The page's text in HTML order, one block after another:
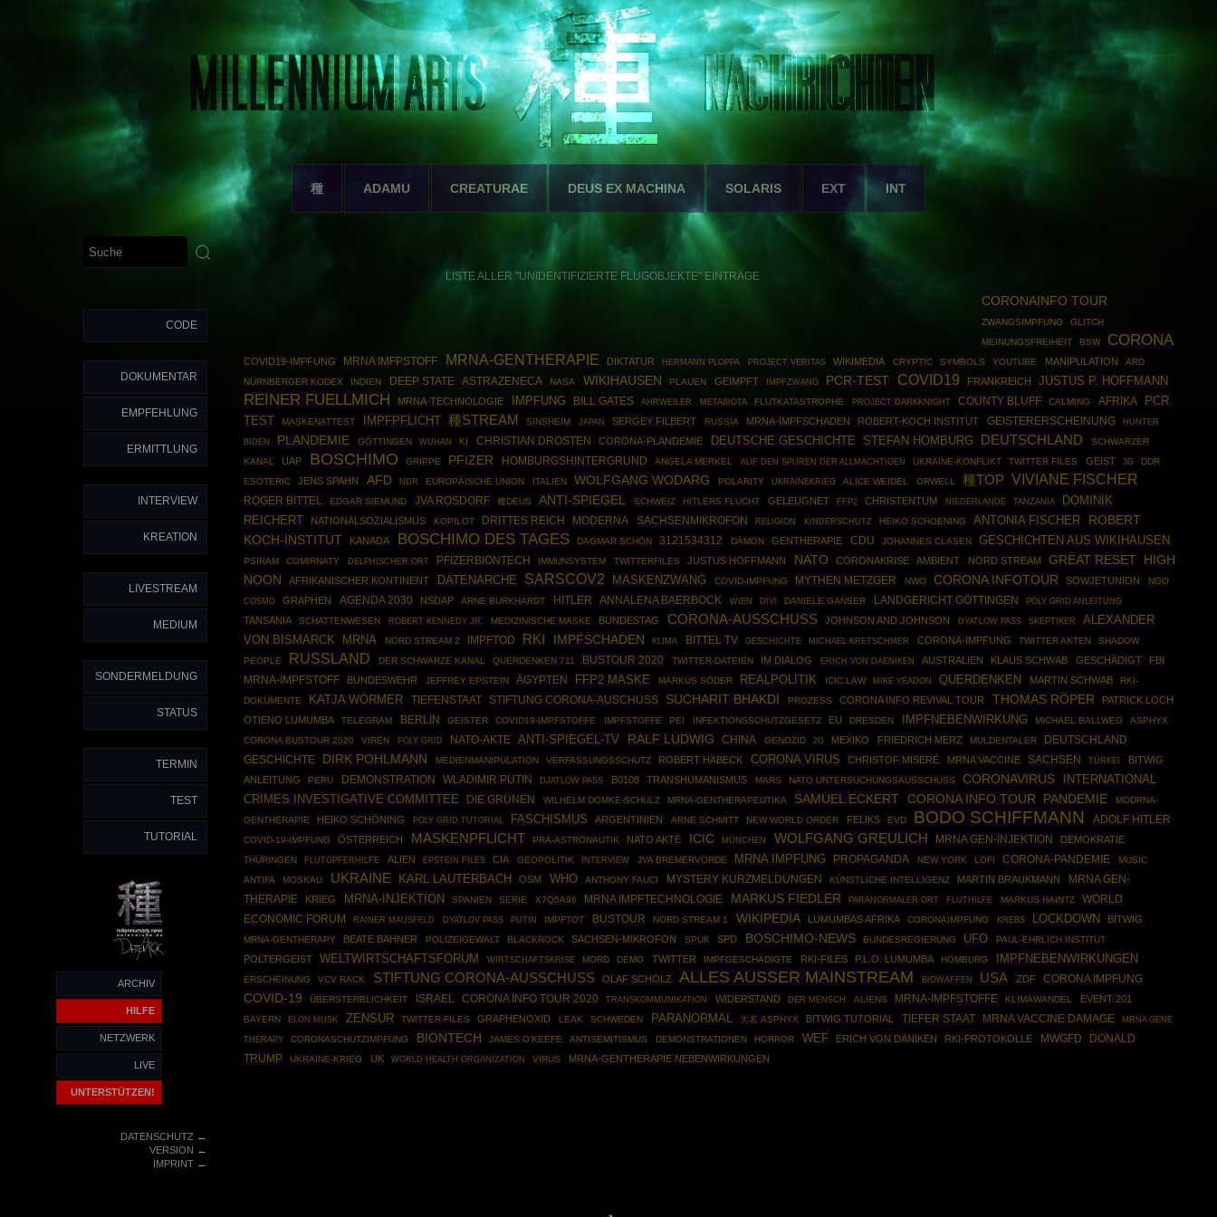
種 ADAMU CREATURAE DEUS EX MACHINA SOLARIS EXT INT
CODE
DOKUMENTAR
EMPFEHLUNG
ERMITTLUNG
INTERVIEW
KREATION
LIVESTREAM
MEDIUM
SONDERMELDUNG
STATUS
TERMIN
TEST
TUTORIAL
ARCHIV
HILFE
NETZWERK
LIVE
UNTERSTÜTZEN!
DATENSCHUTZ←
VERSION ←
IMPRINT←
LISTE ALLER "UNIDENTIFIZIERTE FLUGOBJEKTE" EINTRÄGE
CORONAINFO TOUR
ZWANGSIMPFUNG
GLITCH
MEINUNGSFREIHEIT
BSW CORONA
COVID19-IMPFUNG MRNA IMFPSTOFF MRNA-GENTHERAPIE DIKTATUR HERMANN PLOPPA PROJECT VERITAS WIKIMEDIA CRYPTIC SYMBOLS YOUTUBE MANIPULATION
ARD
NÜRNBERGER KODEX
INDIEN DEEP STATE ASTRAZENECA NASA WIKIHAUSEN PLAUEN GEIMPFT IMPFZWANG PCR-TEST COVID19 FRANKREICH JUSTUS P. HOFFMANN
REINER FUELLMICH MRNA-TECHNOLOGIE IMPFUNG BILL GATES AHRWEILER METABIOTA FLUTKATASTROPHE PROJECT DARKKNIGHT COUNTY BLUFF CALMING AFRIKA
PCR
TEST
MASKENATTEST IMPFPFLICHT 種STREAM SINSHEIM JAPAN SERGEY FILBERT RUSSIA MRNA-IMPFSCHADEN ROBERT-KOCH INSTITUT GEISTERERSCHEINUNG HUNTER
BIDEN PLANDEMIE GÖTTINGEN WUHAN KI CHRISTIAN DROSTEN CORONA-PLANDEMIE DEUTSCHE GESCHICHTE STEFAN HOMBURG DEUTSCHLAND
SCHWARZER
KANAL
UAP BOSCHIMO GRIPPE PFIZER HOMBURGSHINTERGRUND ANGELA MERKEL AUF DEN SPUREN DER ALLMÄCHTIGEN UKRAINE-KONFLIKT TWITTER FILES GEIST 3G
DDR
ESOTERIC
JENS SPAHN AFD NDR EUROPÄISCHE UNION ITALIEN WOLFGANG WODARG POLARITY UKRAINEKRIEG ALICE WEIDEL ORWELL 種TOP VIVIANE FISCHER
ROGER BITTEL EDGAR SIEMUND JVA ROSDORF 種DEUS ANTI-SPIEGEL SCHWEIZ HITLERS FLUCHT GELEUGNET FFP2 CHRISTENTUM NIEDERLANDE TANZANIA
DOMINIK
REICHERT
NATIONALSOZIALISMUS KOPILOT DRITTES REICH MODERNA SACHSENMIKROFON RELIGION KINDERSCHUTZ HEIKO SCHOENING ANTONIA FISCHER
ROBERT
KOCH-INSTITUT
KANADA BOSCHIMO DES TAGES DAGMAR SCHÖN 3121534312 DÄMON GENTHERAPIE CDU JOHANNES CLASEN GESCHICHTEN AUS WIKIHAUSEN
PSIRAM COMIRNATY DELPHISCHER ORT PFIZERBIONTECH IMMUNSYSTEM TWITTERFILES JUSTUS HOFFMANN NATO CORONAKRISE AMBIENT NORD STREAM GREAT RESET
HIGH
NOON
AFRIKANISCHER KONTINENT DATENARCHE SARSCOV2 MASKENZWANG COVID-IMPFUNG MYTHEN METZGER NWO CORONA INFOTOUR SOWJETUNION
NGO
COSMO
GRAPHEN AGENDA 2030 NSDAP ARNE BURKHARDT HITLER ANNALENA BAERBOCK WIEN DIVI DANIELE GANSER LANDGERICHT GÖTTINGEN POLY GRID ANLEITUNG
TANSANIA SCHATTENWESEN ROBERT KENNEDY JR. MEDIZINISCHE MASKE BUNDESTAG CORONA-AUSSCHUSS JOHNSON AND JOHNSON DYATLOW PASS SKEPTIKER
ALEXANDER
VON BISMARCK
MRNA NORD STREAM 2 IMPFTOD RKI IMPFSCHADEN KLIMA BITTEL TV GESCHICHTE MICHAEL KRETSCHMER CORONA-IMPFUNG TWITTER AKTEN
SHADOW
PEOPLE
RUSSLAND DER SCHWARZE KANAL QUERDENKEN 711 BUSTOUR 2020 TWITTER-DATEIEN IM DIALOG ERICH VON DAENIKEN AUSTRALIEN KLAUS SCHWAB GESCHÄDIGT
FBI
MRNA-IMPFSTOFF
BUNDESWEHR JEFFREY EPSTEIN ÄGYPTEN FFP2 MASKE MARKUS SÖDER REALPOLITIK ICIC.LAW MIKE YEADON QUERDENKEN MARTIN SCHWAB
RKI-
DOKUMENTE
KATJA WÖRMER TIEFENSTAAT STIFTUNG CORONA-AUSCHUSS SUCHARIT BHAKDI PROZESS CORONA INFO REVIVAL TOUR THOMAS RÖPER
PATRICK LOCH
OTIENO LUMUMBA
TELEGRAM BERLIN GEISTER COVID19-IMPFSTOFFE IMPFSTOFFE PEI INFEKTIONSSCHUTZGESETZ EU DRESDEN IMPFNEBENWIRKUNG MICHAEL BALLWEG
ASPHYX
CORONA BUSTOUR 2020
VIREN POLY GRID NATO-AKTE ANTI-SPIEGEL-TV RALF LUDWIG CHINA GENOZID 2G MEXIKO FRIEDRICH MERZ MULDENTALER
DEUTSCHLAND
GESCHICHTE
DIRK POHLMANN MEDIENMANIPULATION VERFASSUNGSSCHUTZ ROBERT HABECK CORONA VIRUS CHRISTOF MISERÉ MRNA VACCINE SACHSEN TÜRKEI
BITWIG
ANLEITUNG
PERU DEMONSTRATION WLADIMIR PUTIN DJATLOW PASS B0108 TRANSHUMANISMUS MARS NATO UNTERSUCHUNGSAUSSCHUSS CORONAVIRUS
INTERNATIONAL
CRIMES INVESTIGATIVE COMMITTEE
DIE GRÜNEN WILHELM DOMKE-SCHULZ MRNA-GENTHERAPEUTIKA SAMUEL ECKERT CORONA INFO TOUR PANDEMIE
MODRNA-
GENTHERAPIE
HEIKO SCHÖNING POLY GRID TUTORIAL FASCHISMUS ARGENTINIEN ARNE SCHMITT NEW WORLD ORDER FELIKS EVD BODO SCHIFFMANN ADOLF HITLER
COVID-19-IMPFUNG ÖSTERREICH MASKENPFLICHT PRÄ-ASTRONAUTIK NATO AKTE ICIC MÜNCHEN WOLFGANG GREULICH MRNA GEN-INJEKTION DEMOKRATIE
THÜRINGEN FLUTOPFERHILFE ALIEN EPSTEIN FILES CIA GEOPOLITIK INTERVIEW JVA BREMERVÖRDE MRNA IMPFUNG PROPAGANDA NEW YORK LOFI CORONA-PANDEMIE
MUSIC
ANTIFA
MOSKAU UKRAINE KARL LAUTERBACH OSM WHO ANTHONY FAUCI MYSTERY KURZMELDUNGEN KÜNSTLICHE INTELLIGENZ MARTIN BRAUKMANN
MRNA GEN-
THERAPIE
KRIEG MRNA-INJEKTION SPANIEN SERIE X7Q5A96 MRNA IMPFTECHNOLOGIE MARKUS FIEDLER PARANORMALER ORT FLUTHILFE MARKUS HAINTZ
WORLD
ECONOMIC FORUM
RAINER MAUSFELD DYATLOV PASS PUTIN IMPFTOT BUSTOUR NORD STREAM 1 WIKIPEDIA LUMUMBAS AFRIKA CORONAIMPFUNG KREBS LOCKDOWN BITWIG
MRNA-GENTHERAPY BEATE BAHNER POLIZEIGEWALT BLACKROCK SACHSEN-MIKROFON SPUK SPD BOSCHIMO-NEWS BUNDESREGIERUNG UFO PAUL-EHRLICH INSTITUT
POLTERGEIST WELTWIRTSCHAFTSFORUM WIRTSCHAFTSKRISE MORD DEMO TWITTER IMPFGESCHÄDIGTE RKI-FILES P.L.O. LUMUMBA HOMBURG IMPFNEBENWIRKUNGEN
ERSCHEINUNG VCV RACK STIFTUNG CORONA-AUSSCHUSS OLAF SCHOLZ ALLES AUSSER MAINSTREAM BIOWAFFEN USA ZDF CORONA IMPFUNG
COVID-19 ÜBERSTERBLICHKEIT ISRAEL CORONA INFO TOUR 2020 TRANSKOMMUNIKATION WIDERSTAND DER MENSCH ALIENS MRNA-IMPFSTOFFE KLIMAWANDEL EVENT 201
BAYERN ELON MUSK ZENSUR TWITTER-FILES GRAPHENOXID LEAK SCHWEDEN PARANORMAL 大名 ASPHYX BITWIG TUTORIAL TIEFER STAAT MRNA VACCINE DAMAGE
MRNA GENE
THERAPY
CORONASCHUTZIMPFUNG BIONTECH JAMES O'KEEFE ANTISEMITISMUS DEMONSTRATIONEN HORROR WEF ERICH VON DÄNIKEN RKI-PROTOKOLLE MWGFD
DONALD
TRUMP
UKRAINE-KRIEG UK WORLD HEALTH ORGANIZATION VIRUS MRNA-GENTHERAPIE NEBENWIRKUNGEN